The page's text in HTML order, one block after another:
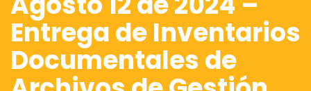
Entrega de Inventarios
Documentales de